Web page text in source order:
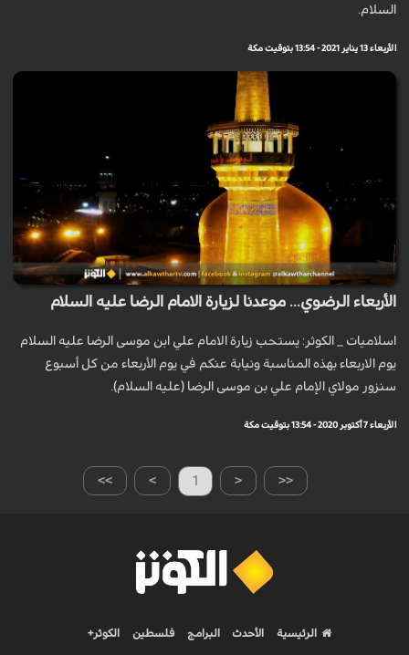
السلام.
الأربعاء 13 يناير 2021 - 13:54 بتوقيت مكة
الأربعاء الرضوي... موعدنا لزيارة الامام الرضا عليه السلام
اسلاميات _ الكوثر: يستحب زيارة الامام علي ابن موسى الرضا عليه السلام
يوم الاربعاء بهذه المناسبة ونيابة عنكم في يوم الأربعاء من كل أسبوع
سنزور مولاي الإمام علي بن موسى الرضا (عليه السلام).
الأربعاء 7 أكتوبر 2020 - 13:54 بتوقيت مكة
>> > 1 < <<
الرئيسية الأحدث البرامج فلسطين الكوثر+